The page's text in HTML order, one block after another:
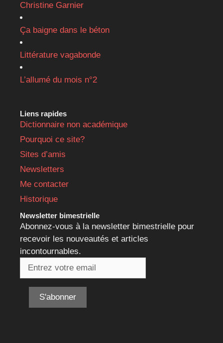
Christine Garnier
Ça baigne dans le béton
Littérature vagabonde
L’allumé du mois n°2
Liens rapides
Dictionnaire non académique
Pourquoi ce site?
Sites d’amis
Newsletters
Me contacter
Historique
Newsletter bimestrielle
Abonnez-vous à la newsletter bimestrielle pour
recevoir les nouveautés et articles
incontournables.